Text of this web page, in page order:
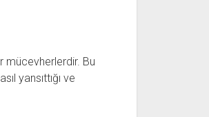
mücevherlerdir. Bu
yansıttığı ve